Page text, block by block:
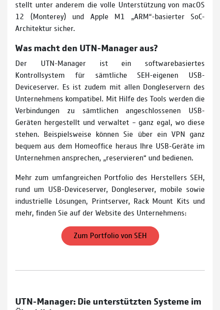
stellt unter anderem die volle Unterstützung von macOS
12 (Monterey) und Apple M1 „ARM“-basierter SoC-
Architektur sicher.
Was macht den UTN-Manager aus?
Der UTN-Manager ist ein softwarebasiertes
Kontrollsystem für sämtliche SEH-eigenen USB-
Deviceserver. Es ist zudem mit allen Dongleservern des
Unternehmens kompatibel. Mit Hilfe des Tools werden die
Verbindungen zu sämtlichen angeschlossenen USB-
Geräten hergestellt und verwaltet – ganz egal, wo diese
stehen. Beispielsweise können Sie über ein VPN ganz
bequem aus dem Homeoffice heraus Ihre USB-Geräte im
Unternehmen ansprechen, „reservieren“ und bedienen.
Mehr zum umfangreichen Portfolio des Herstellers SEH,
rund um USB-Deviceserver, Dongleserver, mobile sowie
industrielle Lösungen, Printserver, Rack Mount Kits und
mehr, finden Sie auf der Website des Unternehmens:
Zum Portfolio von SEH
UTN-Manager: Die unterstützten Systeme im